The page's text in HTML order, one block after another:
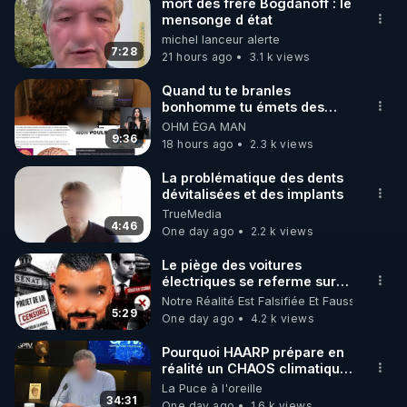
🌱 INSTAGRAM
https://www.instagram.com/rdlr_thierrycasasnovas/
http://rgnr.li/instagram
🌱 LA NEWSLETTER
Pour ne pas rater l’actualité RGNR (stages,
http://rgnr.li/news
🌱 VIDÉOS NON CENSURÉES SUR ODYSEE
Toutes les vidéos Youtube sont aussi sur la
http://rgnr.li/odysee
🌱 LES STAGES EN PRÉSENTIEL
http://rgnr.li/stages
7:28
mort des frère Bogdanoff : le
mensonge d état
michel lanceur alerte
21 hours ago
3.1 k views
9:36
Quand tu te branles
bonhomme tu émets des
ondes ils ont juste omis de
t'expliquer
OHM ÉGA MAN
18 hours ago
2.3 k views
4:46
La problématique des dents
dévitalisées et des implants
TrueMedia
One day ago
2.2 k views
5:29
Le piège des voitures
électriques se referme sur
les usagers !
Notre Réalité Est Falsifiée Et Fausse
One day ago
4.2 k views
34:31
Pourquoi HAARP prépare en
réalité un CHAOS climatique,
on répond
La Puce à l'oreille